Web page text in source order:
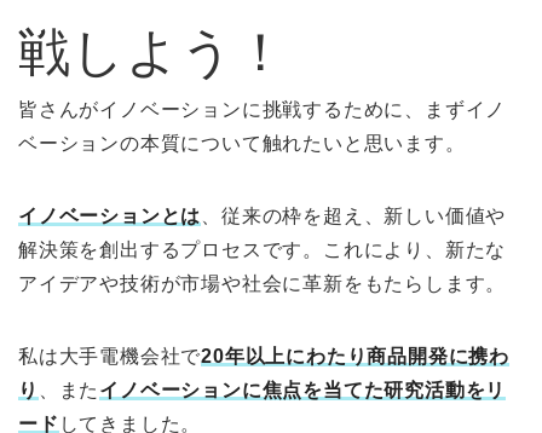
戦しよう！
皆さんがイノベーションに挑戦するために、まずイノ
ベーションの本質について触れたいと思います。
イノベーションとは
、従来の枠を超え、新しい価値や
解決策を創出するプロセスです。これにより、新たな
アイデアや技術が市場や社会に革新をもたらします。
私は大手電機会社で20年以上にわたり商品開発に携わ
り
、また イノベーションに焦点を当てた研究活動をリ
ード してきました。